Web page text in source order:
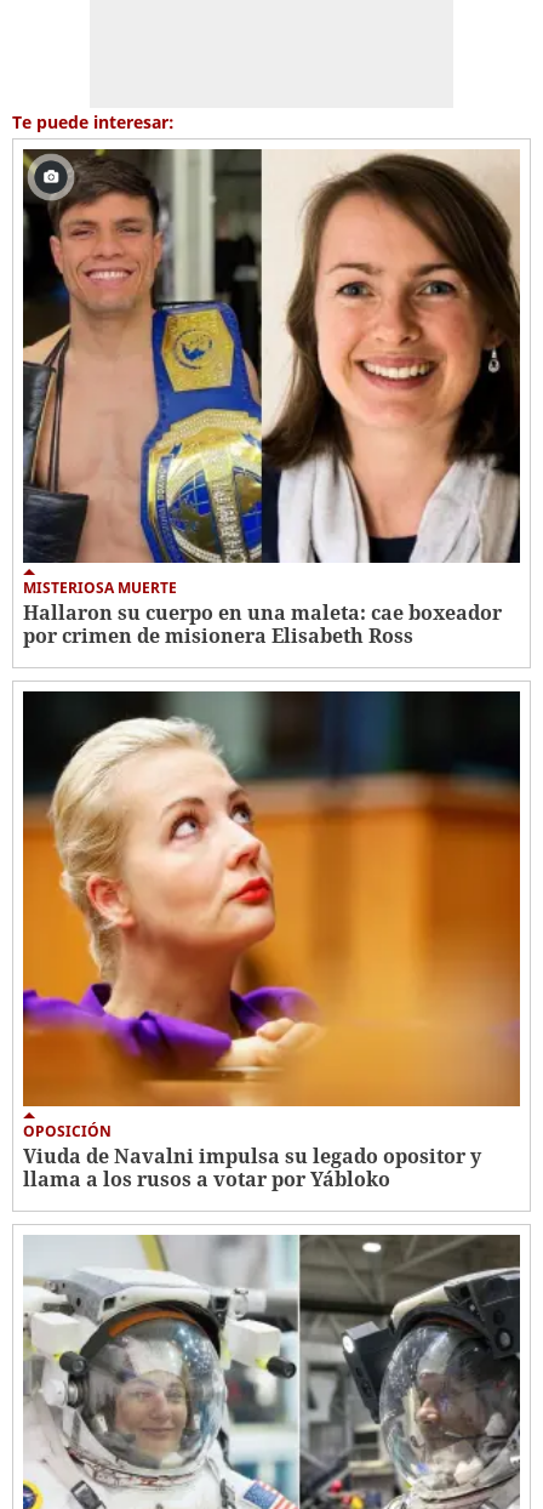
Te puede interesar:
MISTERIOSA MUERTE
Hallaron su cuerpo en una maleta: cae boxeador
por crimen de misionera Elisabeth Ross
OPOSICIÓN
Viuda de Navalni impulsa su legado opositor y
llama a los rusos a votar por Yábloko